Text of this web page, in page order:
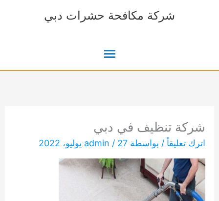
شركة مكافحة حشرات دبي
القائمة
شركة تنظيف في دبي
اترك تعليقاً / بواسطة admin / 27 يوليو، 2022